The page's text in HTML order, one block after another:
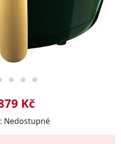
Kč
Nedostupné